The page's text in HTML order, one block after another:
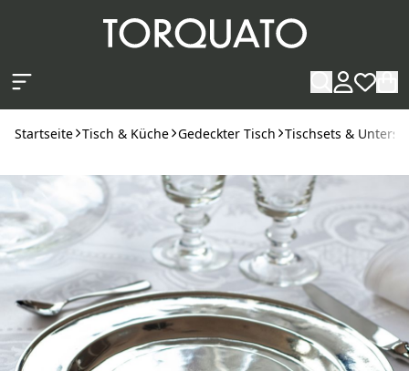
Startseite Tisch & Küche Gedeckter Tisch Tischsets &